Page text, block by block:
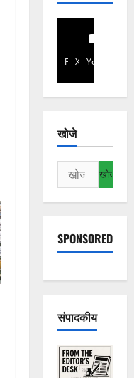
Facebook
X YouTube
खोजे
निम्न
को
खोजें:
SPONSORED
संपादकीय